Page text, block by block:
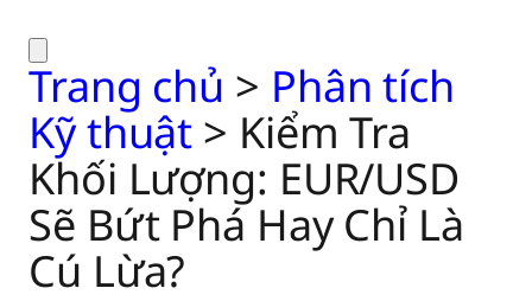
Trang chủ > Phân tích
Kỹ thuật > Kiểm Tra
Khối Lượng: EUR/USD
Sẽ Bứt Phá Hay Chỉ Là
Cú Lừa?